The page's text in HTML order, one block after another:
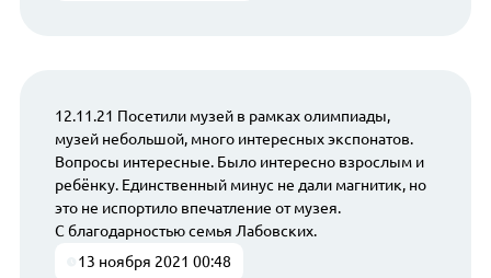
12.11.21 Посетили музей в рамках олимпиады,
музей небольшой, много интересных экспонатов.
Вопросы интересные. Было интересно взрослым и
ребёнку. Единственный минус не дали магнитик, но
это не испортило впечатление от музея.
С благодарностью семья Лабовских.
13 ноября 2021 00:48